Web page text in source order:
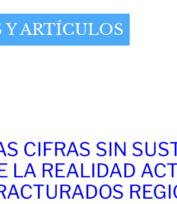
ARTÍCULOS
CIFRAS SIN
LA REALIDAD